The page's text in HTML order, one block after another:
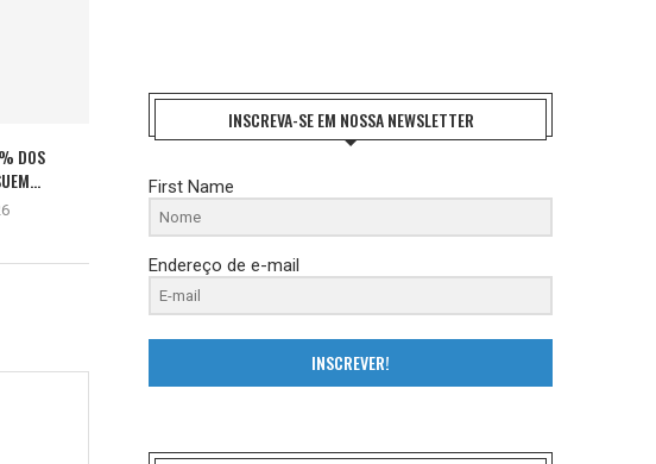
DOS
INSCREVA-SE EM NOSSA NEWSLETTER
First Name
Endereço de e-mail
INSCREVER!